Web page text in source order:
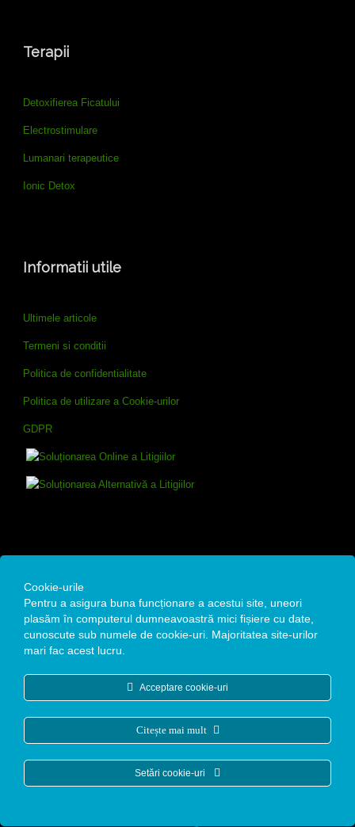
Terapii
Detoxifierea Ficatului
Electrostimulare
Lumanari terapeutice
Ionic Detox
Informatii utile
Ultimele articole
Termeni si conditii
Politica de confidentialitate
Politica de utilizare a Cookie-urilor
GDPR
Remedium Estetic SRL
Str. Alexandru Moruzzi Voievod, Nr. 4A, Bucuresti
Date fiscale : CUI: 35142105 / Reg. Com: J40/12771/19.10.2015
+40 768 970 031
office@clinicaremedium.ro
Copyright © 2026. Toate drepturile rezervate.
Cookie-urile
Pentru a asigura buna funcționare a acestui site, uneori
plasăm în computerul dumneavoastră mici fișiere cu date,
cunoscute sub numele de cookie-uri. Majoritatea site-urilor
mari fac acest lucru.
Acceptare cookie-uri
Citește mai mult
Setări cookie-uri